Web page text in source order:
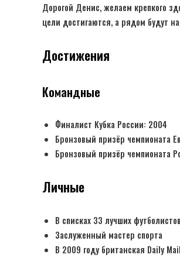
Дорогой Денис, желаем крепкого
цели достигаются, а рядом будут
Достижения
Командные
Финалист Кубка России: 2004
Бронзовый призёр чемпионата
Бронзовый призёр чемпионата
Личные
В списках 33 лучших
Заслуженный мастер спорта
В 2009 году британская Daily